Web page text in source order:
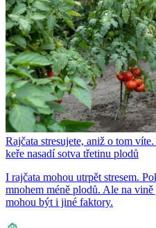
Rajčata stresujete, aniž o tom
keře nasadí sotva třetinu plodů
I rajčata mohou utrpět stresem.
mnohem méně plodů. Ale na
mohou být i jiné faktory.